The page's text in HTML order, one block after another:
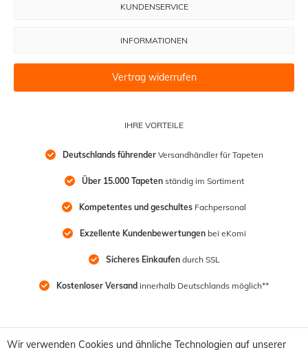
IHRE VORTEILE
Deutschlands führender Versandhändler für Tapeten
Über 15.000 Tapeten ständig im Sortiment
Kompetentes und geschultes Fachpersonal
Exzellente Kundenbewertungen bei eKomi
Sicheres Einkaufen durch SSL
Kostenloser Versand innerhalb Deutschlands möglich**
KUNDENSERVICE
INFORMATIONEN
Vertrag widerrufen
Wir verwenden Cookies und ähnliche Technologien auf unserer